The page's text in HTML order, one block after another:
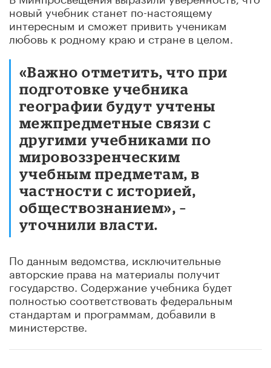
новый учебник станет по-настоящему
интересным и сможет привить ученикам
любовь к родному краю и стране в целом.
«Важно отметить, что при
подготовке учебника
географии будут учтены
межпредметные связи с
другими учебниками по
мировоззренческим
учебным предметам, в
частности с историей,
обществознанием», –
уточнили власти.
По данным ведомства, исключительные
авторские права на материалы получит
государство. Содержание учебника будет
полностью соответствовать федеральным
стандартам и программам, добавили в
министерстве.